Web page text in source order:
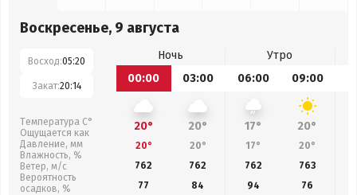
Воскресенье, 9 августа
Восход:05:20
Закат:20:14
Температура С°
Ощущается как
Давление, мм
Влажность, %
Ветер, м/с
Вероятность
осадков, %
Ночь
Утро
00:00
03:00 06:00 09:00
20° 20° 17° 20°
20° 20° 17° 20°
762
762 762 763
77
84 94 76